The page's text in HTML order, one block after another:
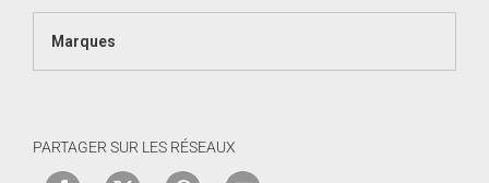
Marques
PARTAGER SUR LES RÉSEAUX